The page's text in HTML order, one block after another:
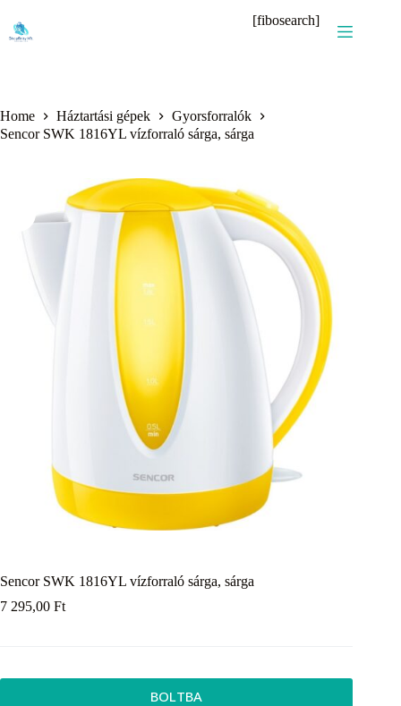
content
[fibosearch]
Home Háztartási gépek
Gyorsforralók
Sencor SWK 1816YL vízforraló sárga, sárga
Sencor SWK 1816YL vízforraló sárga, sárga
7 295,00 Ft
BOLTBA